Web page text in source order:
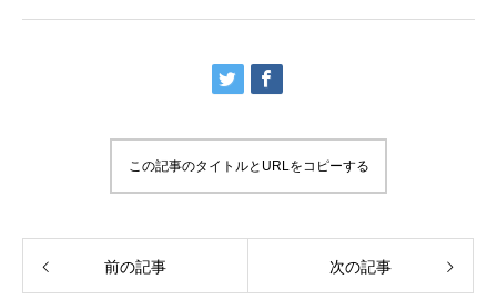
この記事のタイトルとURLをコピーする
前の記事 次の記事